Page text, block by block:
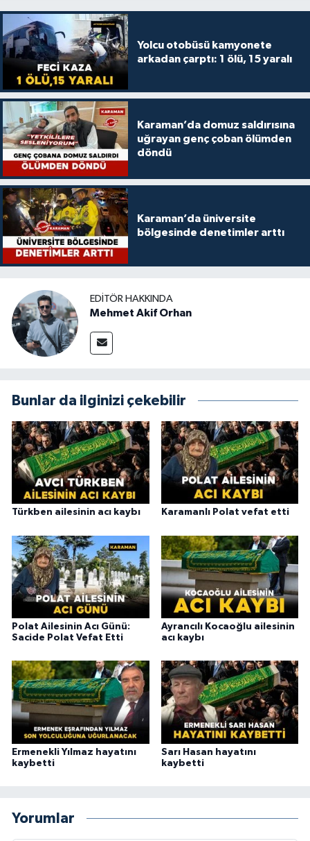
Yolcu otobüsü kamyonete
arkadan çarptı: 1 ölü, 15 yaralı
Karaman’da domuz saldırısına
uğrayan genç çoban ölümden
döndü
Karaman’da üniversite
bölgesinde denetimler arttı
EDITÖR HAKKINDA
Mehmet Akif Orhan
Bunlar da ilginizi çekebilir
Türkben ailesinin acı kaybı Karamanlı Polat vefat etti
Polat Ailesinin Acı Günü:
Sacide Polat Vefat Etti
Ayrancılı Kocaoğlu ailesinin
acı kaybı
Ermenekli Yılmaz hayatını
kaybetti
Sarı Hasan hayatını
kaybetti
Yorumlar